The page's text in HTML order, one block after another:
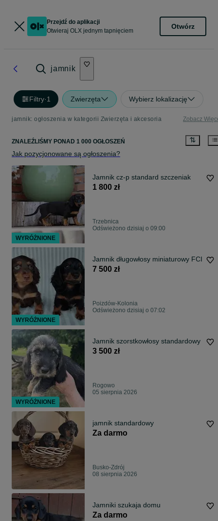
Przejdź do aplikacji
Otwieraj OLX jednym tapnięciem
Otwórz
jamnik
Filtry·1 Zwierzęta Wybierz lokalizację
jamnik: ogłoszenia w kategorii Zwierzęta i akcesoria Zobacz
ZNALEŹLIŚMY PONAD 1 000 OGŁOSZEŃ
Jak pozycjonowane są ogłoszenia?
Jamnik cz-p standard szczeniak
1 800 zł
Trzebnica
Odświeżono dzisiaj o 09:00
Jamnik długowłosy miniaturowy FCI
7 500 zł
Poizdów-Kolonia
Odświeżono dzisiaj o 07:02
Jamnik szorstkowłosy standardowy
3 500 zł
Rogowo
05 sierpnia 2026
jamnik standardowy
Za darmo
Busko-Zdrój
08 sierpnia 2026
Jamniki szukaja domu
Za darmo
WYRÓŻNIONE
WYRÓŻNIONE
WYRÓŻNIONE